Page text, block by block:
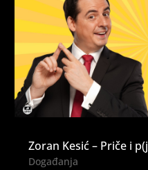
Zoran Kesić – Priče i
Događanja